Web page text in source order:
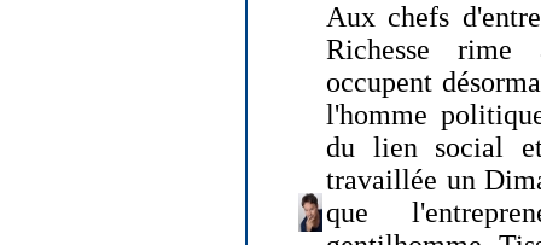
Aux chefs
Richesse rime
occupent
l'homme
du lien social
travaillée un
que